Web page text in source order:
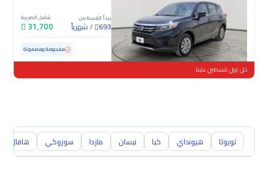
يبدأ القسط من
693
/شهرياً
شامل الضريبة
31,700
مستعملة 103,146 كم مفحوصة ومضمونة
خل اول قسطين علينا
تويوتا هيونداي كيا نيسان مازدا سوزوكي هافال